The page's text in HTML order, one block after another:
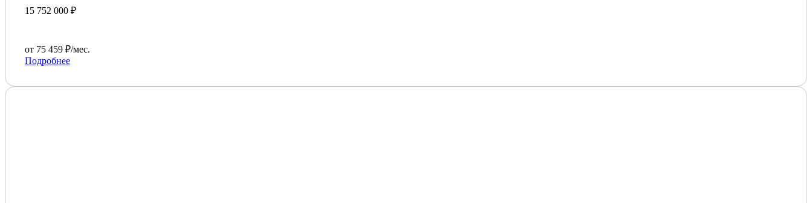
15 752 000 ₽
от 75 459 ₽/мес.
Подробнее